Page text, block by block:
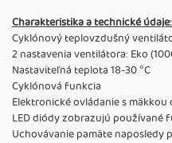
Charakteristika a technické údaje:
Cyklónový teplovzdušný
2 nastavenia ventilátora: Eko
Nastaviteľná teplota 18-30 °C
Cyklónová funkcia
Elektronické ovládanie s
LED diódy zobrazujú používané
Uchovávanie pamäte naposledy